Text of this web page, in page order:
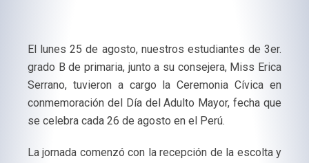
El lunes 25 de agosto, nuestros estudiantes de 3er.
grado B de primaria, junto a su consejera, Miss Erica
Serrano, tuvieron a cargo la Ceremonia Cívica en
conmemoración del Día del Adulto Mayor, fecha que
se celebra cada 26 de agosto en el Perú.
La jornada comenzó con la recepción de la escolta y